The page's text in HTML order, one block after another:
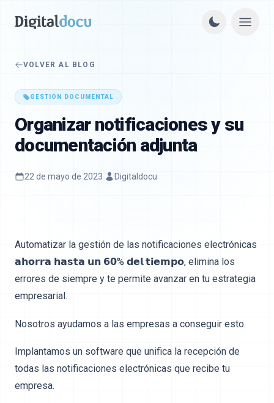
VOLVER AL BLOG
GESTIÓN DOCUMENTAL
Organizar notificaciones y su
documentación adjunta
22 de mayo de 2023· Digitaldocu
Automatizar la gestión de las notificaciones electrónicas
𝗮𝗵𝗼𝗿𝗿𝗮 𝗵𝗮𝘀𝘁𝗮 𝘂𝗻 𝟲𝟬% 𝗱𝗲𝗹 𝘁𝗶𝗲𝗺𝗽𝗼, elimina los
errores de siempre y te permite avanzar en tu estrategia
empresarial.
Nosotros ayudamos a las empresas a conseguir esto.
Implantamos un software que unifica la recepción de
todas las notificaciones electrónicas que recibe tu
empresa.